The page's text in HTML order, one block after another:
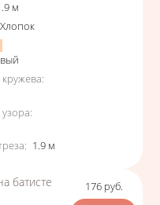
м
Хлопок
:
:
: 1.9 м
батисте
Цена
176 руб.